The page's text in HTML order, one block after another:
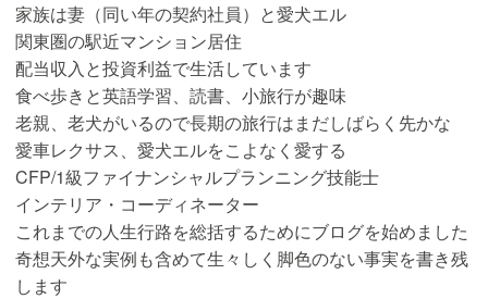
家族は妻（同い年の契約社員）と愛犬エル
関東圏の駅近マンション居住
配当収入と投資利益で生活しています
食べ歩きと英語学習、読書、小旅行が趣味
老親、老犬がいるので長期の旅行はまだしばらく先かな
愛車レクサス、愛犬エルをこよなく愛する
CFP/1級ファイナンシャルプランニング技能士
インテリア・コーディネーター
これまでの人生行路を総括するためにブログを始めました
奇想天外な実例も含めて生々しく脚色のない事実を書き残
します